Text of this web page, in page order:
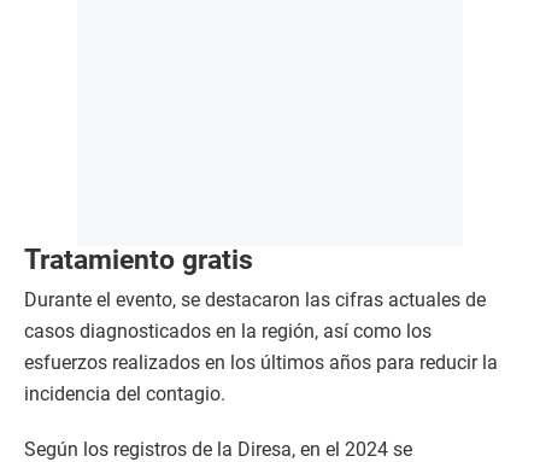
Tratamiento gratis
Durante el evento, se destacaron las cifras actuales de
casos diagnosticados en la región, así como los
esfuerzos realizados en los últimos años para reducir la
incidencia del contagio.
Según los registros de la Diresa, en el 2024 se